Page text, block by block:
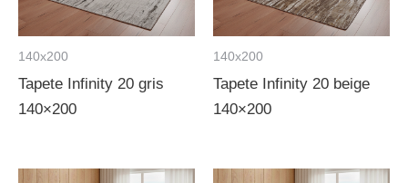
140x200
Tapete Infinity 20 gris
140×200
140x200
Tapete Infinity 20 beige
140×200